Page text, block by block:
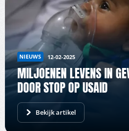
NIEUWS 12-02-2025
MILJOENEN LEVENS IN
DOOR STOP OP USAID
Bekijk artikel